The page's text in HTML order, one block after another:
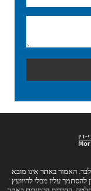
האמור באתר אינו מובא
עליו מבלי להיוועץ